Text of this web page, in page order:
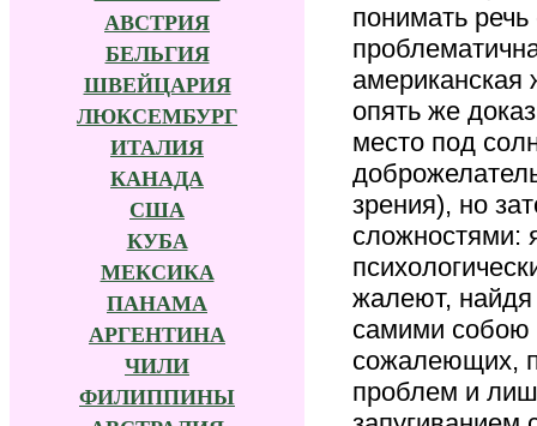
АВСТРИЯ
БЕЛЬГИЯ
ШВЕЙЦАРИЯ
ЛЮКСЕМБУРГ
ИТАЛИЯ
КАНАДА
США
КУБА
МЕКСИКА
ПАНАМА
АРГЕНТИНА
ЧИЛИ
ФИЛИППИНЫ
понимать
американская
опять же
место под
зрения), но
сложностями:
жалеют, найдя
самими собою
сожалеющих,
проблем и